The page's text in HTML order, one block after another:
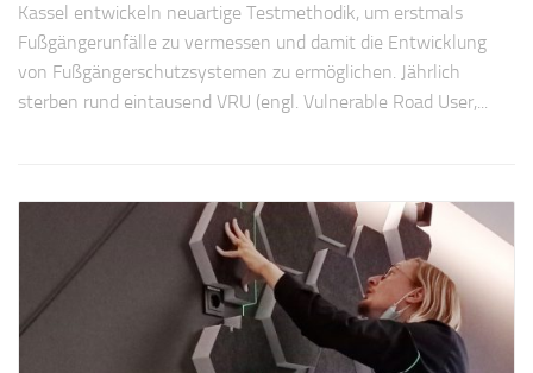
Kassel entwickeln neuartige Testmethodik, um erstmals
Fußgängerunfälle zu vermessen und damit die Entwicklung
von Fußgängerschutzsystemen zu ermöglichen. Jährlich
sterben rund eintausend VRU (engl. Vulnerable Road User,...